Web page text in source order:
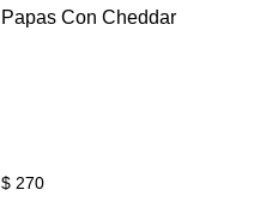
Papas Con Cheddar
$ 270